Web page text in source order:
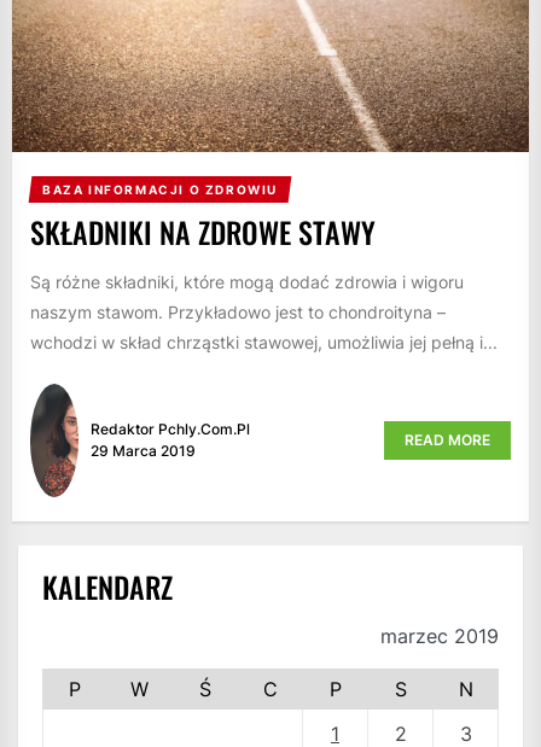
BAZA INFORMACJI O ZDROWIU
SKŁADNIKI NA ZDROWE STAWY
Są różne składniki, które mogą dodać zdrowia i wigoru
naszym stawom. Przykładowo jest to chondroityna –
wchodzi w skład chrząstki stawowej, umożliwia jej pełną i...
Redaktor Pchly.com.pl
29 Marca 2019
READ MORE
KALENDARZ
marzec 2019
P W Ś C P S
N
1
2 3